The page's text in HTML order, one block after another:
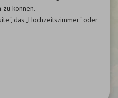
zu können.
das „Hochzeitszimmer“ oder